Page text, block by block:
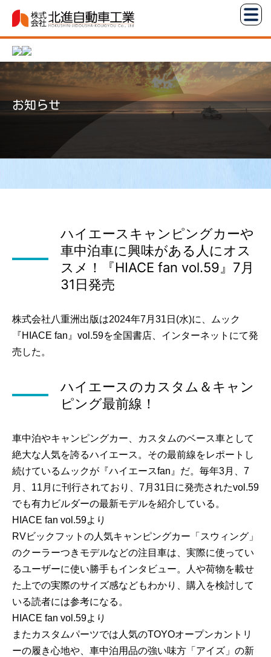
テ
ツ
へ
株
式
会
社
北
進
お知らせ
ハイエースキャンピングカーや
車中泊車に興味がある人にオス
スメ！『HIACE fan vol.59』7月
31日発売
株式会社八重洲出版は2024年7月31日(水)に、ムック
『HIACE fan』vol.59を全国書店、インターネットにて発
売した。
ハイエースのカスタム＆キャン
ピング最前線！
車中泊やキャンピングカー、カスタムのベース車として
絶大な人気を誇るハイエース。その最前線をレポートし
続けているムックが『ハイエースfan』だ。毎年3月、7
月、11月に刊行されており、7月31日に発売されたvol.59
でも有力ビルダーの最新モデルを紹介している。
HIACE fan vol.59より
RVビックフットの人気キャンピングカー「スウィング」
のクーラーつきモデルなどの注目車は、実際に使ってい
るユーザーに使い勝手もインタビュー。人や荷物を載せ
た上での実際のサイズ感などもわかり、購入を検討して
いる読者には参考になる。
HIACE fan vol.59より
またカスタムパーツでは人気のTOYOオープンカントリ
ーの履き心地や、車中泊用品の強い味方「アイズ」の新